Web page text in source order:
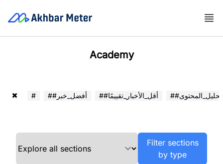
Academy
# ##أفضل_خبر ##أقل_الأخبار_تقييمًا ##تحليل_المحتوى
Filter sections
by type